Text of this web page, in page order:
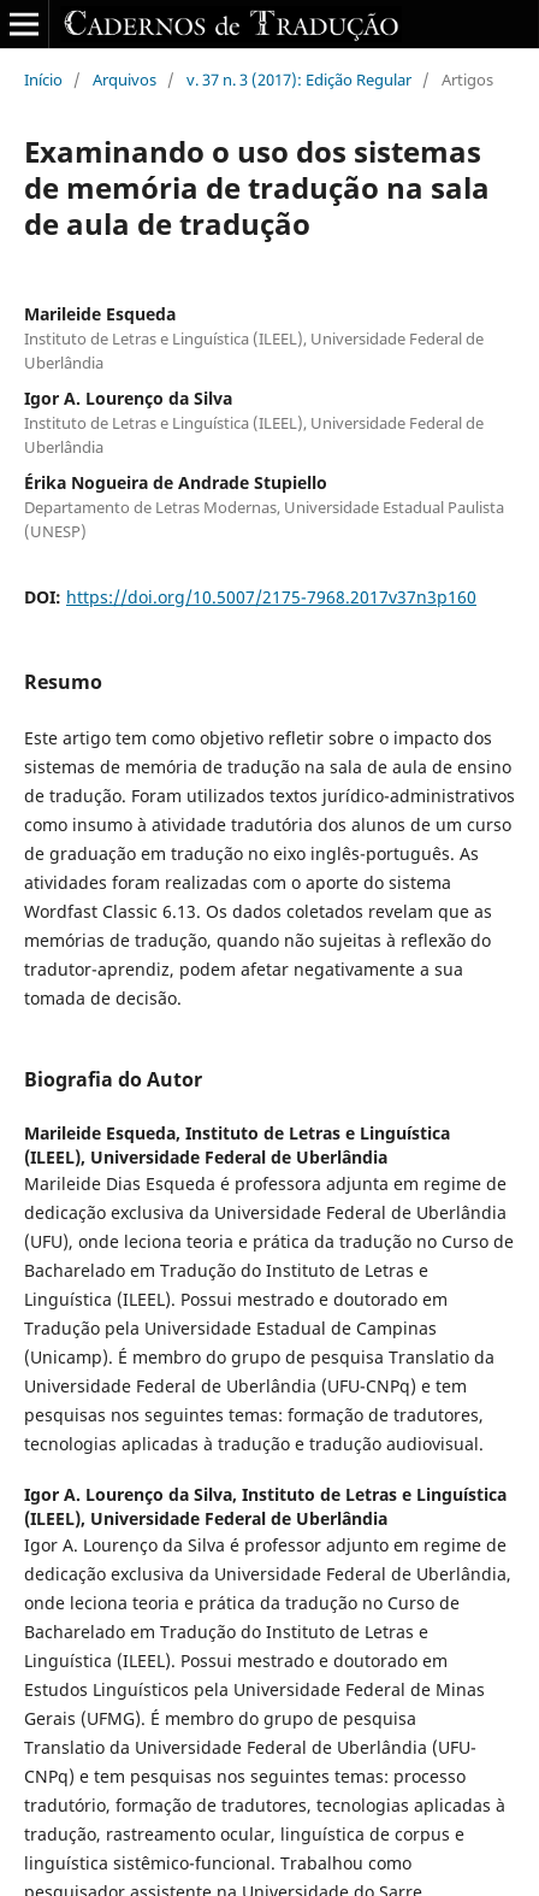
Início / Arquivos / v. 37 n. 3 (2017): Edição Regular / Artigos
Examinando o uso dos sistemas
de memória de tradução na sala
de aula de tradução
Marileide Esqueda
Instituto de Letras e Linguística (ILEEL), Universidade Federal de
Uberlândia
Igor A. Lourenço da Silva
Instituto de Letras e Linguística (ILEEL), Universidade Federal de
Uberlândia
Érika Nogueira de Andrade Stupiello
Departamento de Letras Modernas, Universidade Estadual Paulista
(UNESP)
DOI: https://doi.org/10.5007/2175-7968.2017v37n3p160
Resumo
Este artigo tem como objetivo refletir sobre o impacto dos
sistemas de memória de tradução na sala de aula de ensino
de tradução. Foram utilizados textos jurídico-administrativos
como insumo à atividade tradutória dos alunos de um curso
de graduação em tradução no eixo inglês-português. As
atividades foram realizadas com o aporte do sistema
Wordfast Classic 6.13. Os dados coletados revelam que as
memórias de tradução, quando não sujeitas à reflexão do
tradutor-aprendiz, podem afetar negativamente a sua
tomada de decisão.
Biografia do Autor
Marileide Esqueda, Instituto de Letras e Linguística
(ILEEL), Universidade Federal de Uberlândia
Marileide Dias Esqueda é professora adjunta em regime de
dedicação exclusiva da Universidade Federal de Uberlândia
(UFU), onde leciona teoria e prática da tradução no Curso de
Bacharelado em Tradução do Instituto de Letras e
Linguística (ILEEL). Possui mestrado e doutorado em
Tradução pela Universidade Estadual de Campinas
(Unicamp). É membro do grupo de pesquisa Translatio da
Universidade Federal de Uberlândia (UFU-CNPq) e tem
pesquisas nos seguintes temas: formação de tradutores,
tecnologias aplicadas à tradução e tradução audiovisual.
Igor A. Lourenço da Silva, Instituto de Letras e Linguística
(ILEEL), Universidade Federal de Uberlândia
Igor A. Lourenço da Silva é professor adjunto em regime de
dedicação exclusiva da Universidade Federal de Uberlândia,
onde leciona teoria e prática da tradução no Curso de
Bacharelado em Tradução do Instituto de Letras e
Linguística (ILEEL). Possui mestrado e doutorado em
Estudos Linguísticos pela Universidade Federal de Minas
Gerais (UFMG). É membro do grupo de pesquisa
Translatio da Universidade Federal de Uberlândia (UFU-
CNPq) e tem pesquisas nos seguintes temas: processo
tradutório, formação de tradutores, tecnologias aplicadas à
tradução, rastreamento ocular, linguística de corpus e
linguística sistêmico-funcional. Trabalhou como